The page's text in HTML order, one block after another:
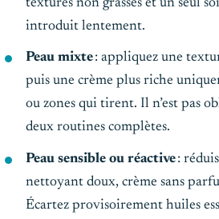
introduit lentement.
Peau mixte: appliquez une
puis une crème plus riche
ou zones qui tirent. Il n’est pas
deux routines complètes.
Peau sensible ou réactive:
nettoyant doux, crème sans
Écartez provisoirement huiles